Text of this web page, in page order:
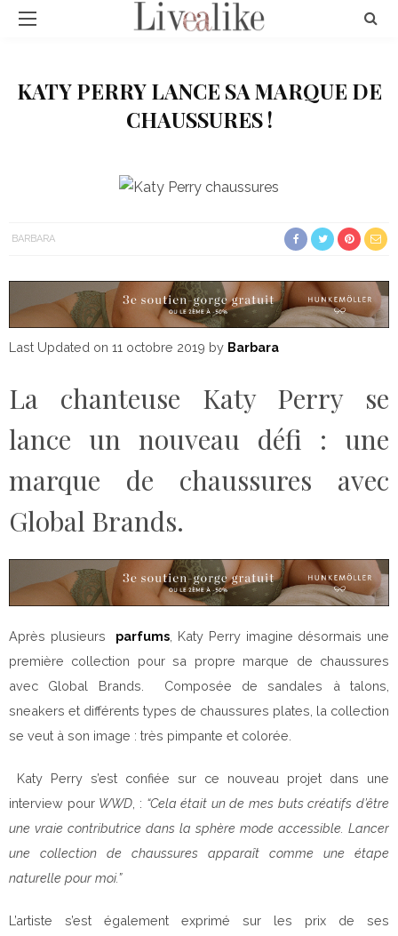
KATY PERRY LANCE SA MARQUE DE
CHAUSSURES !
BARBARA
Last Updated on 11 octobre 2019 by Barbara
La chanteuse Katy Perry se
lance un nouveau défi : une
marque de chaussures avec
Global Brands.
Après plusieurs parfums , Katy Perry imagine désormais une
première collection pour sa propre marque de chaussures
avec Global Brands. Composée de sandales à talons,
sneakers et différents types de chaussures plates, la collection
se veut à son image : très pimpante et colorée.
Katy Perry s’est confiée sur ce nouveau projet dans une
interview pour WWD , : “Cela était un de mes buts créatifs d’être
une vraie contributrice dans la sphère mode accessible. Lancer
une collection de chaussures apparaît comme une étape
naturelle pour moi.”
L’artiste s’est également exprimé sur les prix de ses